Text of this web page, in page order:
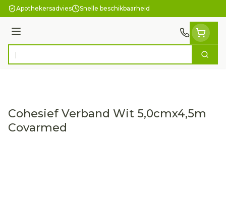
Ga naar de inhoud
Apothekersadvies Snelle beschikbaarheid
Menu
Product, merk, categorie... Zoek
Cohesief Verband Wit 5,0cmx4,5m
Covarmed